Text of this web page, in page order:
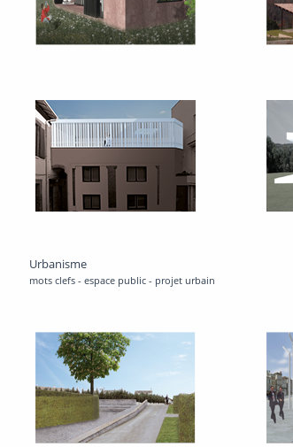
Urbanisme
mots clefs - espace public - projet urbain